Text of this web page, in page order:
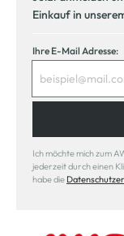
Einkauf in
Ihre E-Mail Adresse:
Ich möchte mich zum
jederzeit durch einen
habe die